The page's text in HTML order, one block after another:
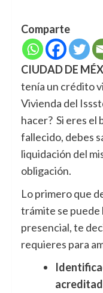
Comparte
CIUDAD DE
tenía un crédito
Vivienda del
hacer? Si eres
fallecido, debes
liquidación del
obligación.
Lo primero que
trámite se puede
presencial, te
requieres para